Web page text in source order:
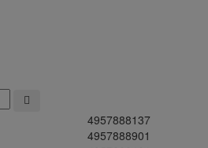
4957888137
4957888901